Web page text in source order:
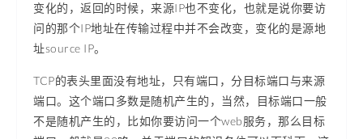
变化的，返回的时候，来源IP也不变化，也就是说你要访
问的那个IP地址在传输过程中并不会改变，变化的是源地
址source IP。
TCP的表头里面没有地址，只有端口，分目标端口与来源
端口。这个端口多数是随机产生的，当然，目标端口一般
不是随机产生的，比如你要访问一个web服务，那么目标